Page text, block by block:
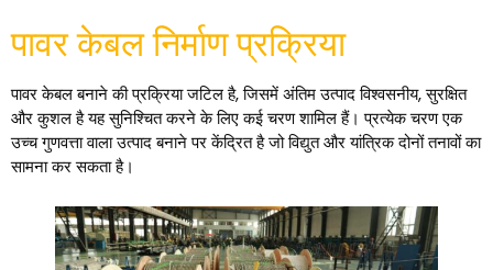
पावर केबल निर्माण प्रक्रिया
पावर केबल बनाने की प्रक्रिया जटिल है, जिसमें अंतिम उत्पाद विश्वसनीय, सुरक्षित
और कुशल है यह सुनिश्चित करने के लिए कई चरण शामिल हैं। प्रत्येक चरण एक
उच्च गुणवत्ता वाला उत्पाद बनाने पर केंद्रित है जो विद्युत और यांत्रिक दोनों तनावों का
सामना कर सकता है।